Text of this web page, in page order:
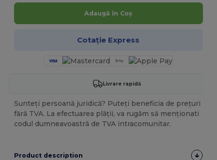
Adaugă în Coș
Cotație Express
Livrare rapidă
Sunteți persoană juridică? Puteți beneficia de prețuri
fără TVA. La efectuarea plății, va rugăm să menționati
codul dumneavoastră de TVA intracomunitar.
Product description